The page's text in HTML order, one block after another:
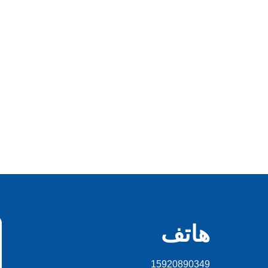
هاتف
15920890349